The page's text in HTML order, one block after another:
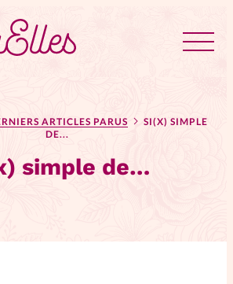
Actus
ARTICLES PARUS
SI(X) SIMPLE
DE...
simple de…